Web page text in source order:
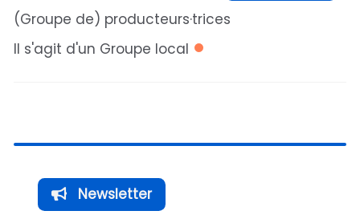
(Groupe de) producteurs·trices
Il s'agit d'un Groupe local
Newsletter